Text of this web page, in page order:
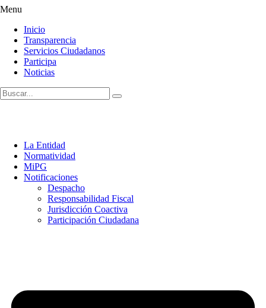
Menu
Inicio
Transparencia
Servicios Ciudadanos
Participa
Noticias
La Entidad
Normatividad
MiPG
Notificaciones
Despacho
Responsabilidad Fiscal
Jurisdicción Coactiva
Participación Ciudadana